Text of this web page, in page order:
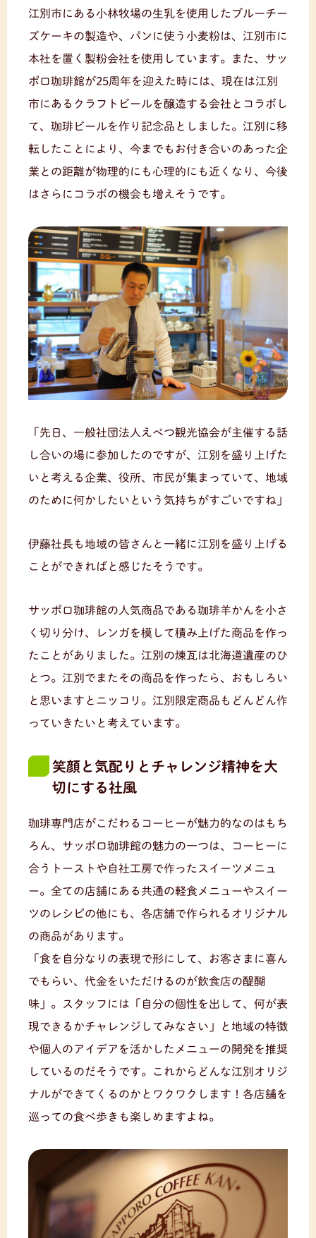
江別市にある小林牧場の生乳を使用したブルーチー
ズケーキの製造や、パンに使う小麦粉は、江別市に
本社を置く製粉会社を使用しています。また、サッ
ポロ珈琲館が25周年を迎えた時には、現在は江別
市にあるクラフトビールを醸造する会社とコラボし
て、珈琲ビールを作り記念品としました。江別に移
転したことにより、今までもお付き合いのあった企
業との距離が物理的にも心理的にも近くなり、今後
はさらにコラボの機会も増えそうです。
「先日、一般社団法人えべつ観光協会が主催する話
し合いの場に参加したのですが、江別を盛り上げた
いと考える企業、役所、市民が集まっていて、地域
のために何かしたいという気持ちがすごいですね」
伊藤社長も地域の皆さんと一緒に江別を盛り上げる
ことができればと感じたそうです。
サッポロ珈琲館の人気商品である珈琲羊かんを小さ
く切り分け、レンガを模して積み上げた商品を作っ
たことがありました。江別の煉瓦は北海道遺産のひ
とつ。江別でまたその商品を作ったら、おもしろい
と思いますとニッコリ。江別限定商品もどんどん作
っていきたいと考えています。
笑顔と気配りとチャレンジ精神を大
切にする社風
珈琲専門店がこだわるコーヒーが魅力的なのはもち
ろん、サッポロ珈琲館の魅力の一つは、コーヒーに
合うトーストや自社工房で作ったスイーツメニュ
ー。全ての店舗にある共通の軽食メニューやスイー
ツのレシピの他にも、各店舗で作られるオリジナル
の商品があります。
「食を自分なりの表現で形にして、お客さまに喜ん
でもらい、代金をいただけるのが飲食店の醍醐
味」。スタッフには「自分の個性を出して、何が表
現できるかチャレンジしてみなさい」と地域の特徴
や個人のアイデアを活かしたメニューの開発を推奨
しているのだそうです。これからどんな江別オリジ
ナルができてくるのかとワクワクします！各店舗を
巡っての食べ歩きも楽しめますよね。